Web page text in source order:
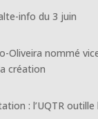
info du 3 juin
Oliveira nommé
création
: l’UQTR